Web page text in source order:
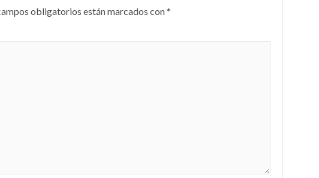
obligatorios están marcados con*